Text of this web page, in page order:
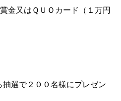
金又はＱＵＯカード（１万円
選で２００名様にプレゼン